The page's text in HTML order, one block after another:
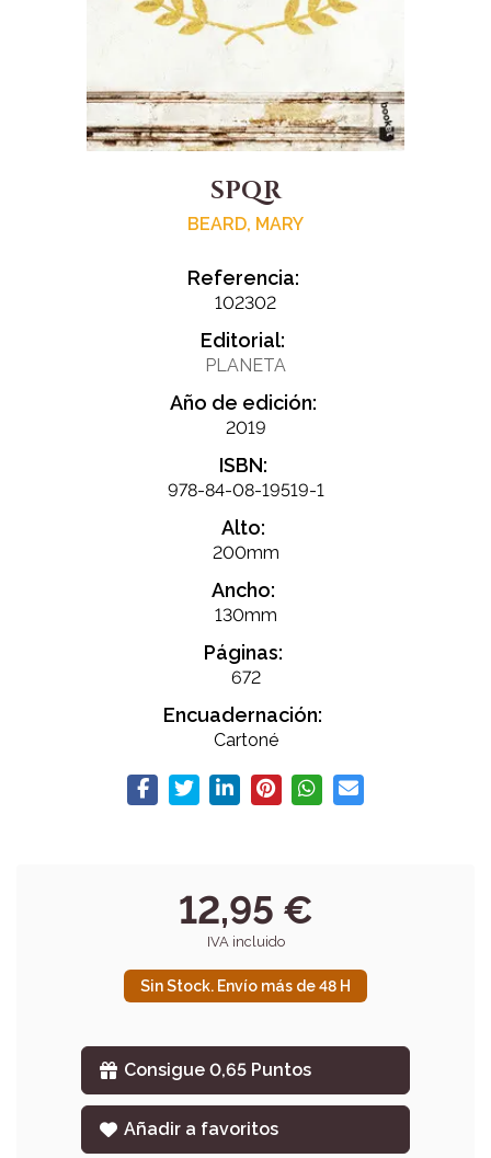
SPQR
BEARD, MARY
Referencia:
102302
Editorial:
PLANETA
Año de edición:
2019
ISBN:
978-84-08-19519-1
Alto:
200mm
Ancho:
130mm
Páginas:
672
Encuadernación:
Cartoné
12,95 €
IVA incluido
Sin Stock. Envío más de 48 H
Consigue 0,65 Puntos
Añadir a favoritos